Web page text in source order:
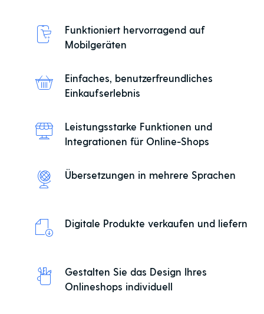
Funktioniert hervorragend auf
Mobilgeräten
Einfaches, benutzerfreundliches
Einkaufserlebnis
Leistungsstarke Funktionen und
Integrationen für Online-Shops
Übersetzungen in mehrere Sprachen
Digitale Produkte verkaufen und liefern
Gestalten Sie das Design Ihres
Onlineshops individuell